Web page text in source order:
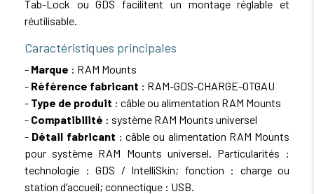
Tab-Lock ou GDS facilitent un montage réglable et
réutilisable.
Caractéristiques principales
- Marque : RAM Mounts
- Référence fabricant : RAM-GDS-CHARGE-OTGAU
- Type de produit : câble ou alimentation RAM Mounts
- Compatibilité : système RAM Mounts universel
- Détail fabricant : câble ou alimentation RAM Mounts
pour système RAM Mounts universel. Particularités :
technologie : GDS / IntelliSkin; fonction : charge ou
station d’accueil; connectique : USB.